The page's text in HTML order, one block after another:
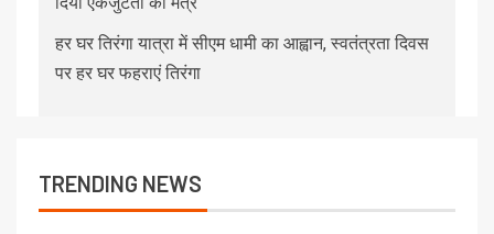
हर घर तिरंगा यात्रा में सीएम धामी का आह्वान, स्वतंत्रता दिवस
पर हर घर फहराएं तिरंगा
TRENDING NEWS